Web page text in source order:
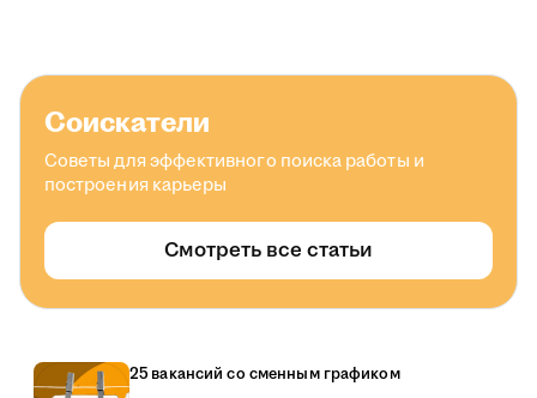
Соискатели
Советы для эффективного поиска работы и
построения карьеры
Смотреть все статьи
25 вакансий со сменным графиком